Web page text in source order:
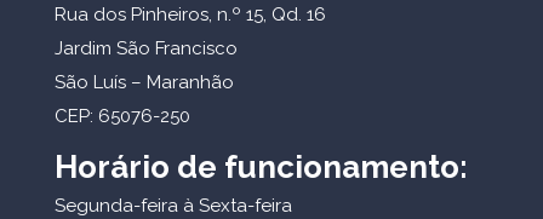
Rua dos Pinheiros, n.º 15, Qd. 16
Jardim São Francisco
São Luís – Maranhão
CEP: 65076-250
Horário de funcionamento:
Segunda-feira à Sexta-feira